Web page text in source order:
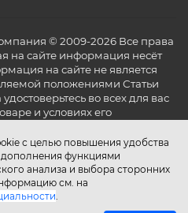
с целью повышения удобства
функциями
анализа и выбора сторонних
см. на
.
© 2009-2026 Все права
на сайте информация несёт
на сайте не является
положениями Статьи
во всех для вас
и условиях его